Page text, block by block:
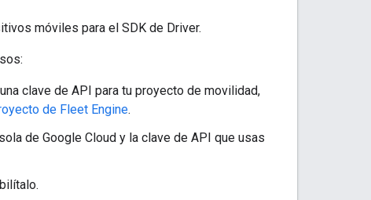
móviles para el SDK de Driver.
clave de API para tu proyecto de movilidad,
de Fleet Engine.
de Google Cloud y la clave de API que usas